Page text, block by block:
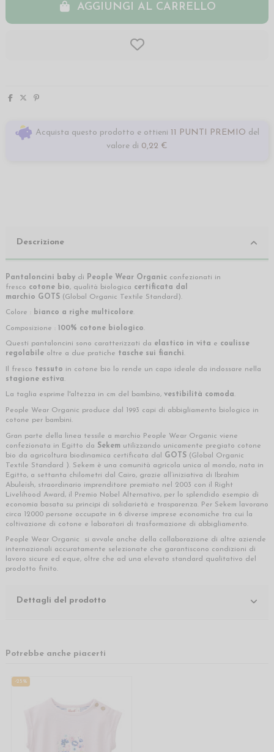
AGGIUNGI AL CARRELLO
Acquista questo prodotto e ottieni 11 PUNTI PREMIO del
valore di 0,22 €
Descrizione
Pantaloncini baby di People Wear Organic confezionati in
fresco cotone bio, qualità biologica certificata dal
marchio GOTS (Global Organic Textile Standard).
Colore : bianco a righe multicolore.
Composizione : 100% cotone biologico.
Questi pantaloncini sono caratterizzati da elastico in vita e coulisse
regolabile oltre a due pratiche tasche sui fianchi.
Il fresco tessuto in cotone bio lo rende un capo ideale da indossare nella
stagione estiva.
La taglia esprime l'altezza in cm del bambino, vestibilità comoda.
People Wear Organic produce dal 1993 capi di abbigliamento biologico in
cotone per bambini.
Gran parte della linea tessile a marchio People Wear Organic viene
confezionata in Egitto da Sekem utilizzando unicamente pregiato cotone
bio da agricoltura biodinamica certificata dal GOTS (Global Organic
Textile Standard ). Sekem è una comunità agricola unica al mondo, nata in
Egitto, a settanta chilometri dal Cairo, grazie all’iniziativa di Ibrahim
Abuleish, straordinario imprenditore premiato nel 2003 con il Right
Livelihood Award, il Premio Nobel Alternativo, per lo splendido esempio di
economia basata su principi di solidarietà e trasparenza. Per Sekem lavorano
circa 12000 persone occupate in 6 diverse imprese economiche tra cui la
coltivazione di cotone e laboratori di trasformazione di abbigliamento.
People Wear Organic si avvale anche della collaborazione di altre aziende
internazionali accuratamente selezionate che garantiscono condizioni di
lavoro sicure ed eque, oltre che ad una elevato standard qualitativo del
prodotto finito.
Dettagli del prodotto
Potrebbe anche piacerti
-25%